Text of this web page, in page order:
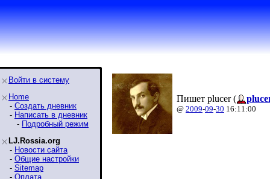
Войти в систему
Home
- Создать дневник
- Написать в дневник
- Подробный режим
LJ.Rossia.org
- Новости сайта
- Общие настройки
- Sitemap
- Оплата
Пишет plucer (
@ 2009-09-30 16:11:00